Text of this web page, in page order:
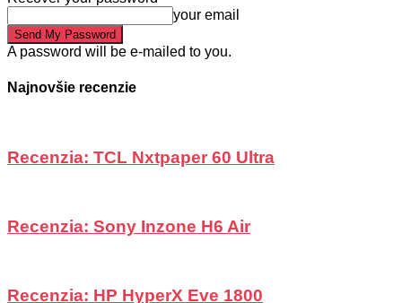
your email
A password will be e-mailed to you.
Najnovšie recenzie
Recenzia: TCL Nxtpaper 60 Ultra
Recenzia: Sony Inzone H6 Air
Recenzia: HP HyperX Eve 1800